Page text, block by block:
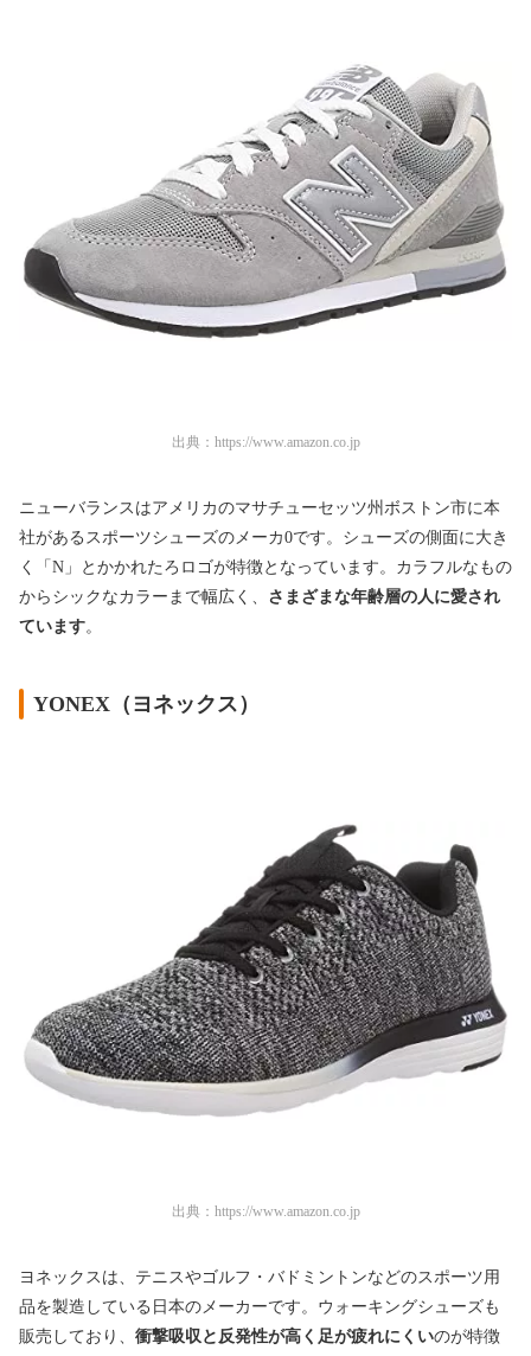
出典： https://www.amazon.co.jp
ニューバランスはアメリカのマサチューセッツ州ボストン市に本
社があるスポーツシューズのメーカ0です。シューズの側面に大き
く「N」とかかれたろロゴが特徴となっています。カラフルなもの
からシックなカラーまで幅広く、 さまざまな年齢層の人に愛され
ています。
YONEX（ヨネックス）
出典： https://www.amazon.co.jp
ヨネックスは、テニスやゴルフ・バドミントンなどのスポーツ用
品を製造している日本のメーカーです。ウォーキングシューズも
販売しており、 衝撃吸収と反発性が高く足が疲れにくいのが特徴